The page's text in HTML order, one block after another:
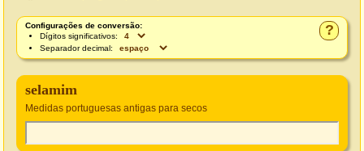
?
Configurações de conversão:
Dígitos significativos:
Separador decimal:
selamim
Medidas portuguesas antigas para secos